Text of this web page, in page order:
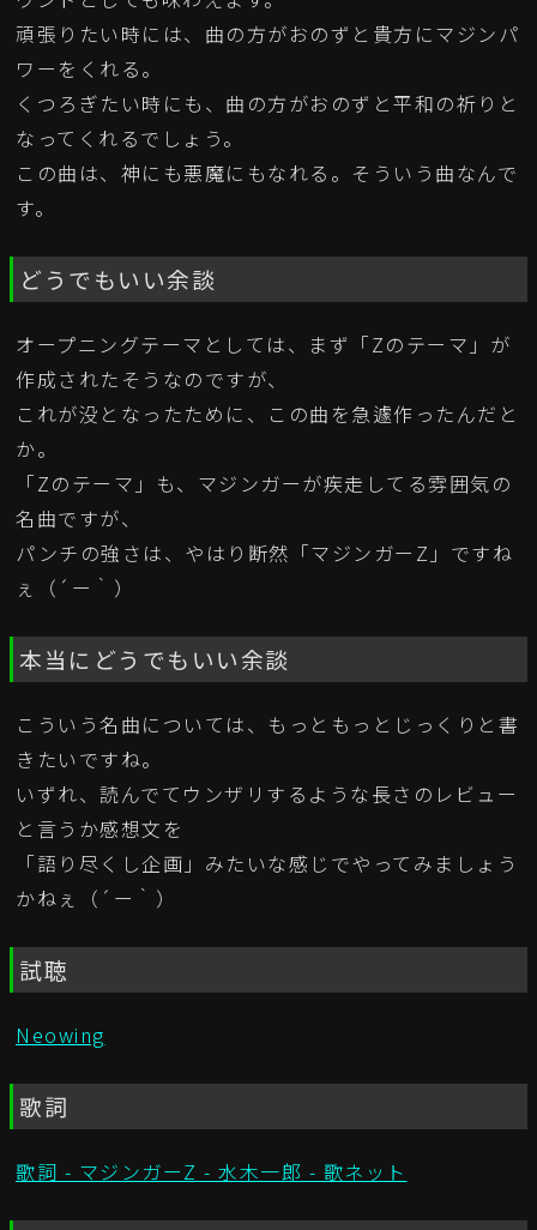
頑張りたい時には、曲の方がおのずと貴方にマジンパ
ワーをくれる。
くつろぎたい時にも、曲の方がおのずと平和の祈りと
なってくれるでしょう。
この曲は、神にも悪魔にもなれる。そういう曲なんで
す。
どうでもいい余談
オープニングテーマとしては、まず「Zのテーマ」が
作成されたそうなのですが、
これが没となったために、この曲を急遽作ったんだと
か。
「Zのテーマ」も、マジンガーが疾走してる雰囲気の
名曲ですが、
パンチの強さは、やはり断然「マジンガーZ」ですね
ぇ（´ー｀）
本当にどうでもいい余談
こういう名曲については、もっともっとじっくりと書
きたいですね。
いずれ、読んでてウンザリするような長さのレビュー
と言うか感想文を
「語り尽くし企画」みたいな感じでやってみましょう
かねぇ（´ー｀）
試聴
Neowing
歌詞
歌詞 - マジンガーZ - 水木一郎 - 歌ネット